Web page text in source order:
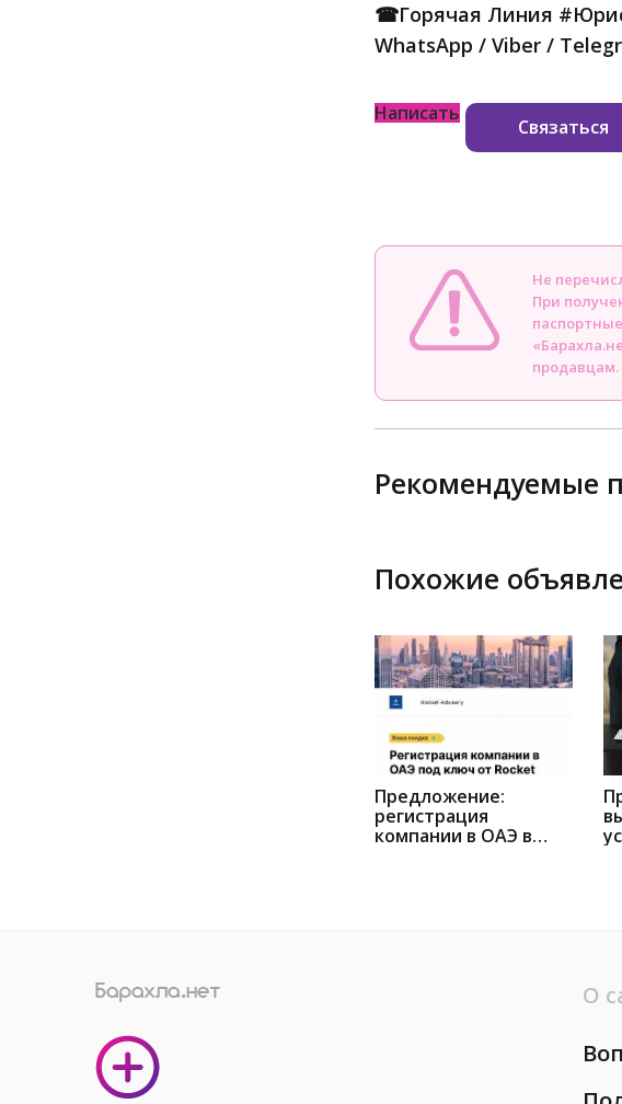
☎Горячая Линия
WhatsApp / Viber /
Написать
Связаться
Не
При
продавцам.
Рекомендуемые
Похожие
Предложение:
регистрация
компании в ОАЭ в
О